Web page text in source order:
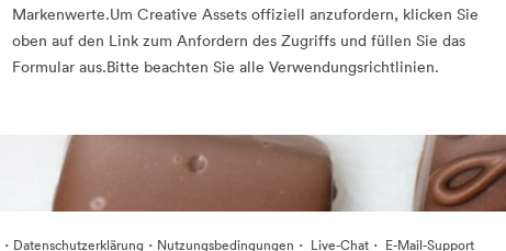
Markenwerte.Um Creative Assets offiziell anzufordern, klicken Sie
oben auf den Link zum Anfordern des Zugriffs und füllen Sie das
Formular aus.Bitte beachten Sie alle Verwendungsrichtlinien.
· Datenschutzerklärung · Nutzungsbedingungen · Live-Chat · E-Mail-Support